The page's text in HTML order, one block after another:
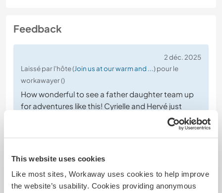
This website uses cookies
Like most sites, Workaway uses cookies to help improve
the website’s usability. Cookies providing anonymous
Feedback
2 déc. 2025
Laissé par l'hôte (Join us at our warm and ...) pour le
workawayer ()
How wonderful to see a father daughter team up
for adventures like this! Cyrielle and Hervé just
pitched in and got things done, no complaints
when work was a bit strenuous or dirty like going to
the dump. You will not be disappointed, just hand
read more